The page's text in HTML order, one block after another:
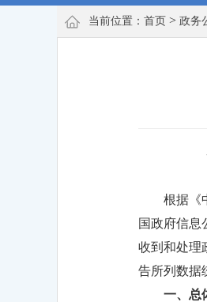
当前位置： 首页 > 政务
根据《
国政府信息
收到和处理
告所列数据
一、总